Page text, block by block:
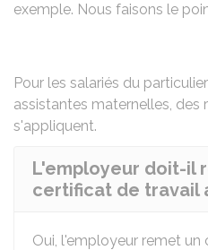
exemple. Nous faisons le
Pour les salariés du
assistantes maternelles, des
s'appliquent.
L'employeur doit-il
certificat de travail
Oui, l'employeur remet